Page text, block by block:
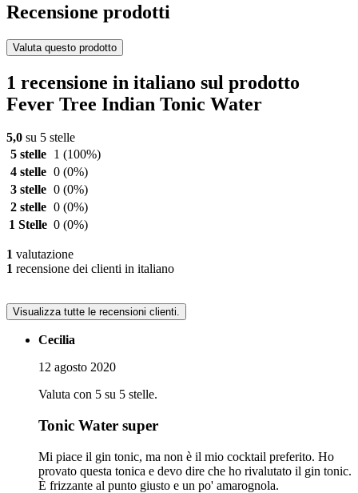
Recensione prodotti
Valuta questo prodotto
1 recensione in italiano sul prodotto
Fever Tree Indian Tonic Water
5,0 su 5 stelle
5 stelle
1 (100%)
4 stelle 0 (0%)
3 stelle 0 (0%)
2 stelle 0 (0%)
1 Stelle 0 (0%)
1 valutazione
1 recensione dei clienti in italiano
Visualizza tutte le recensioni clienti.
Cecilia
12 agosto 2020
Valuta con 5 su 5 stelle.
Tonic Water super
Mi piace il gin tonic, ma non è il mio cocktail preferito. Ho
provato questa tonica e devo dire che ho rivalutato il gin tonic.
È frizzante al punto giusto e un po' amarognola.